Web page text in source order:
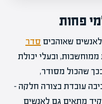
פחות
שאוהבים סדר
ובעלי יכולת
שהכול מסודר,
עובדת בצורה חלקה –
מתאים גם לאנשים